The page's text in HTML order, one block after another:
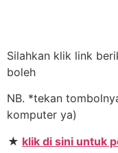
Silahkan klik link
boleh
NB. *tekan
komputer ya)
★ klik di sini untuk